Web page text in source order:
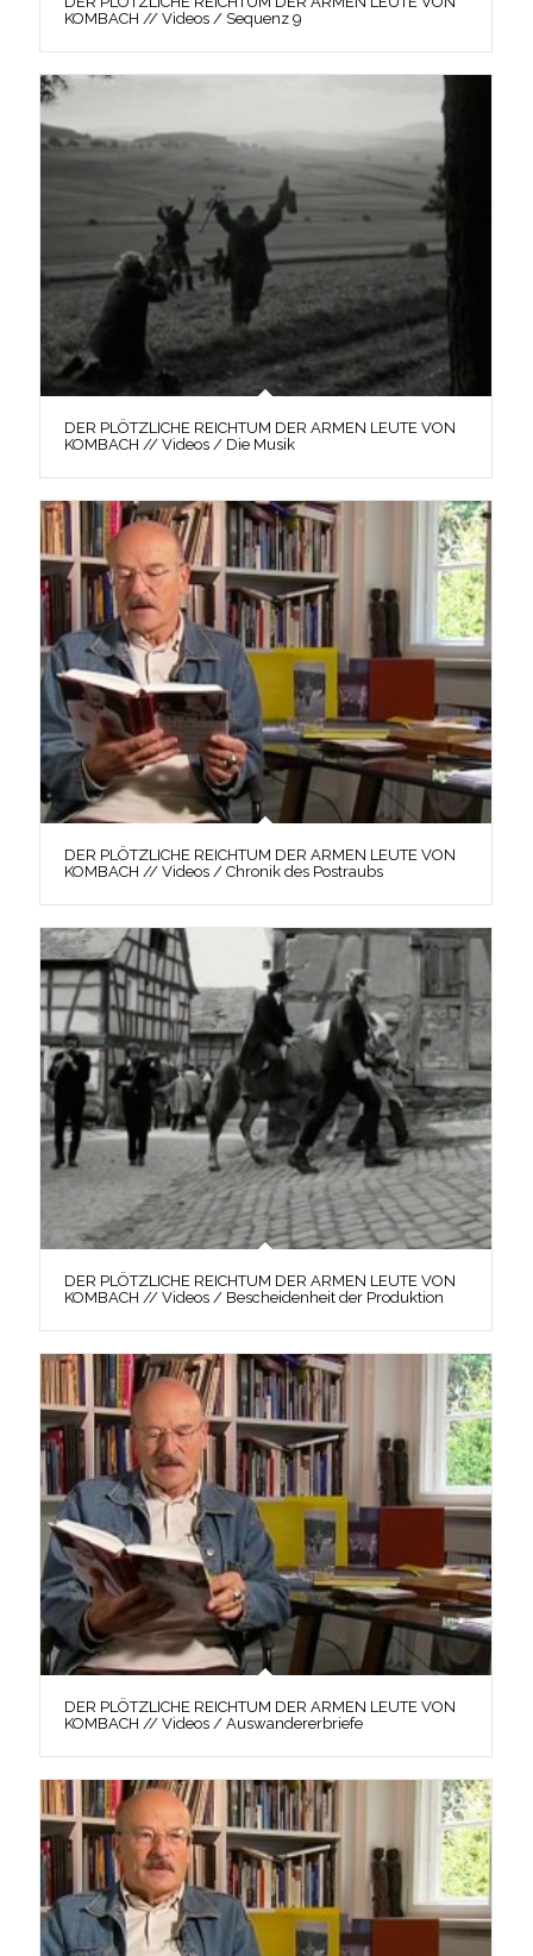
KOMBACH // Videos / Sequenz 9
DER PLÖTZLICHE REICHTUM DER ARMEN LEUTE VON
KOMBACH // Videos / Die Musik
DER PLÖTZLICHE REICHTUM DER ARMEN LEUTE VON
KOMBACH // Videos / Chronik des Postraubs
DER PLÖTZLICHE REICHTUM DER ARMEN LEUTE VON
KOMBACH // Videos / Bescheidenheit der Produktion
DER PLÖTZLICHE REICHTUM DER ARMEN LEUTE VON
KOMBACH // Videos / Auswandererbriefe